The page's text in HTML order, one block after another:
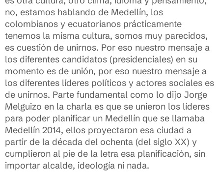
no, estamos hablando de Medellín, los
colombianos y ecuatorianos prácticamente
tenemos la misma cultura, somos muy parecidos,
es cuestión de unirnos. Por eso nuestro mensaje a
los diferentes candidatos (presidenciales) en su
momento es de unión, por eso nuestro mensaje a
los diferentes líderes políticos y actores sociales es
de unirnos. Parte fundamental como lo dijo Jorge
Melguizo en la charla es que se unieron los líderes
para poder planificar un Medellín que se llamaba
Medellín 2014, ellos proyectaron esa ciudad a
partir de la década del ochenta (del siglo XX) y
cumplieron al pie de la letra esa planificación, sin
importar alcalde, ideología ni nada.